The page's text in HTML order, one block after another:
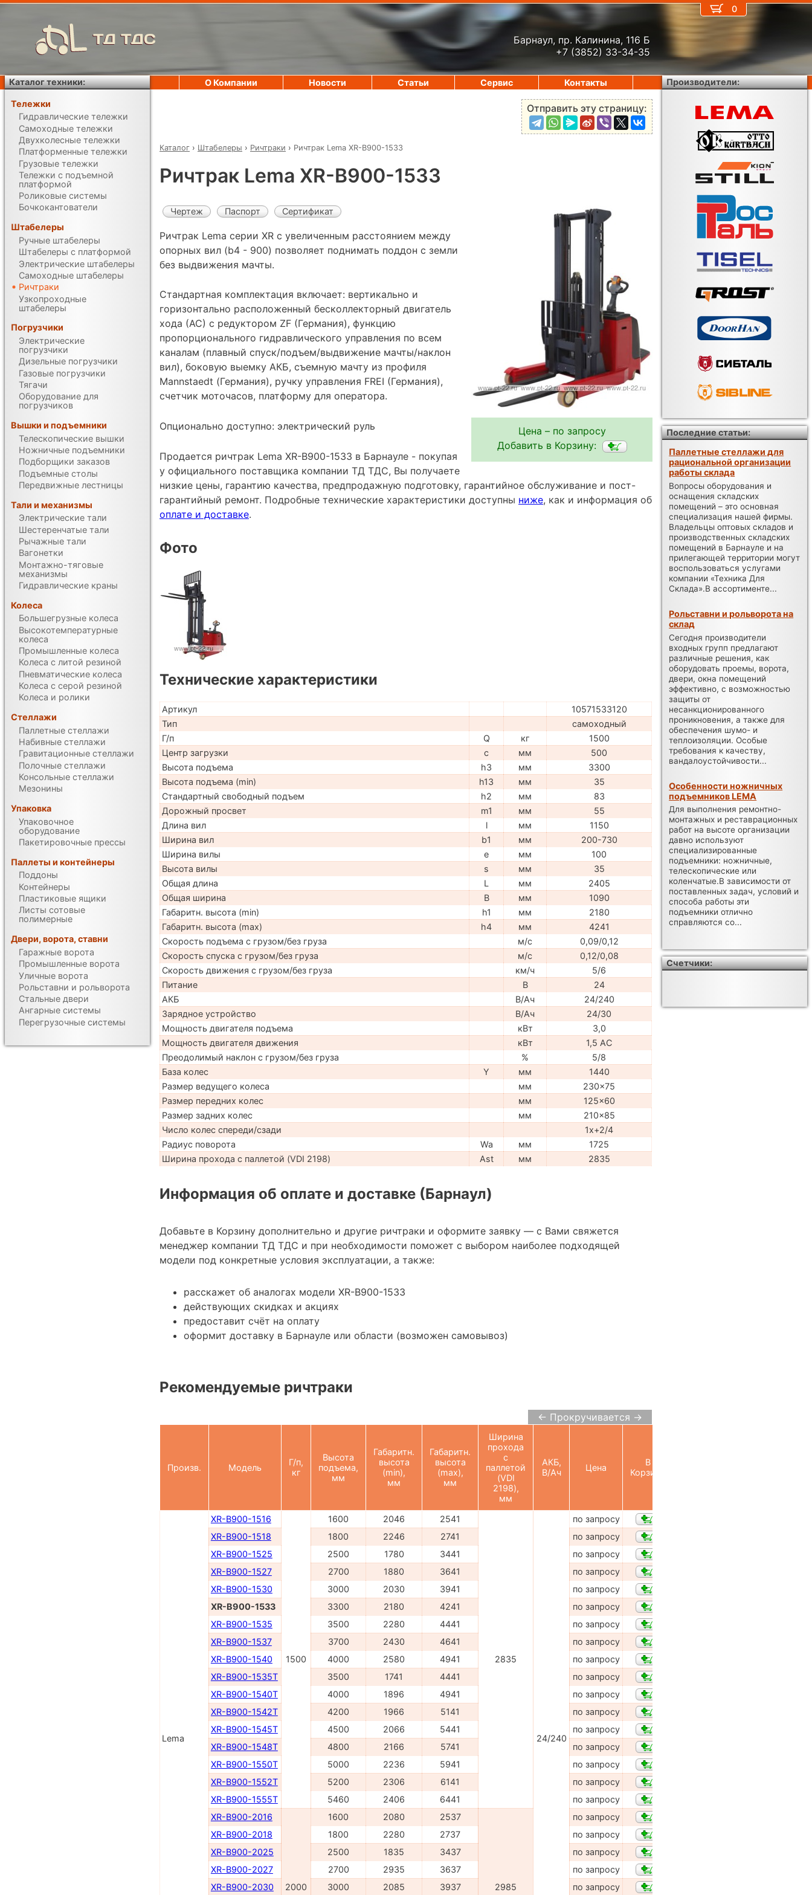
ТД ТДС
Барнаул, пр. Калинина, 116 Б
+7 (3852) 33-34-35
Отправить эту страницу:
Каталог › Штабелеры › Ричтраки › Ричтрак Lema XR-B900-1533
Ричтрак Lema XR-B900-1533
Цена – по запросу
Добавить в Корзину:
Чертеж Паспорт Сертификат
Ричтрак Lema серии XR с увеличенным расстоянием между
опорных вил (b4 - 900) позволяет поднимать поддон с земли
без выдвижения мачты.
Стандартная комплектация включает: вертикально и
горизонтально расположенный бесколлекторный двигатель
хода (АС) с редуктором ZF (Германия), функцию
пропорционального гидравлического управления по всем
каналам (плавный спуск/подъем/выдвижение мачты/наклон
вил), боковую выемку АКБ, съемную мачту из профиля
Mannstaedt (Германия), ручку управления FREI (Германия),
счетчик моточасов, платформу для оператора.
Опционально доступно: электрический руль
Продается ричтрак Lema XR-B900-1533 в Барнауле - покупая
у официального поставщика компании ТД ТДС, Вы получаете
низкие цены, гарантию качества, предпродажную подготовку, гарантийное обслуживание и пост-
гарантийный ремонт. Подробные технические характеристики доступны ниже, как и информация об
оплате и доставке.
Фото
Технические характеристики
Артикул
10571533120
Тип
самоходный
Г/п
Q кг
1500
Центр загрузки
c мм
500
Высота подъема
h3 мм
3300
Высота подъема (min)
h13 мм
35
Стандартный свободный подъем
h2 мм
83
Дорожный просвет
m1 мм
55
Длина вил
l мм
1150
Ширина вил
b1 мм
200-730
Ширина вилы
e мм
100
Высота вилы
s мм
35
Общая длина
L мм
2405
Общая ширина
B мм
1090
Габаритн. высота (min)
h1 мм
2180
Габаритн. высота (max)
h4 мм
4241
Скорость подъема с грузом/без груза
м/с
0,09/0,12
Скорость спуска с грузом/без груза
м/с
0,12/0,08
Скорость движения с грузом/без груза
км/ч
5/6
Питание
В
24
АКБ
В/Ач
24/240
Зарядное устройство
В/Ач
24/30
Мощность двигателя подъема
кВт
3,0
Мощность двигателя движения
кВт
1,5 АС
Преодолимый наклон с грузом/без груза
%
5/8
База колес
Y мм
1440
Размер ведущего колеса
мм
230x75
Размер передних колес
мм
125x60
Размер задних колес
мм
210x85
Число колес спереди/сзади
1x+2/4
Радиус поворота
Wa мм
1725
Ширина прохода с паллетой (VDI 2198)
Ast мм 2835
Информация об оплате и доставке (Барнаул)
Добавьте в Корзину дополнительно и другие ричтраки и оформите заявку — с Вами свяжется
менеджер компании ТД ТДС и при необходимости поможет с выбором наиболее подходящей
модели под конкретные условия эксплуатации, а также:
расскажет об аналогах модели XR-B900-1533
действующих скидках и акциях
предоставит счёт на оплату
оформит доставку в Барнауле или области (возможен самовывоз)
Рекомендуемые ричтраки
← Прокручивается →
Произв. Модель
Г/п,
кг
Высота
подъема,
мм
Габаритн.
высота
(min),
мм
Габаритн.
высота
(max),
мм
Ширина
прохода
с
паллетой
(VDI
2198),
мм
АКБ,
В/Ач
Цена
В
Корзину
Lema
XR-B900-1516
1500
1600 2046 2541
2835
24/240
по запросу
XR-B900-1518
1800 2246 2741
по запросу
XR-B900-1525
2500 1780 3441
по запросу
XR-B900-1527
2700 1880 3641
по запросу
XR-B900-1530
3000 2030 3941
по запросу
XR-B900-1533
3300 2180 4241
по запросу
XR-B900-1535
3500 2280 4441
по запросу
XR-B900-1537
3700 2430 4641
по запросу
XR-B900-1540
4000 2580 4941
по запросу
XR-B900-1535Т
3500 1741 4441
по запросу
XR-B900-1540Т
4000 1896 4941
по запросу
XR-B900-1542Т
4200 1966 5141
по запросу
XR-B900-1545Т
4500 2066 5441
по запросу
XR-B900-1548Т
4800 2166 5741
по запросу
XR-B900-1550Т
5000 2236 5941
по запросу
XR-B900-1552Т
5200 2306 6141
по запросу
XR-B900-1555T
5460 2406 6441
по запросу
XR-B900-2016
2000
1600 2080 2537
2985
по запросу
XR-B900-2018
1800 2280 2737
по запросу
XR-B900-2025
2500 1835 3437
по запросу
XR-B900-2027
2700 2935 3637
по запросу
XR-B900-2030
3000 2085 3937 по запросу
0
О Компании Новости Статьи Сервис Контакты
Каталог техники:
Тележки
Гидравлические тележки
Самоходные тележки
Двухколесные тележки
Платформенные тележки
Грузовые тележки
Тележки с подъемной
платформой
Роликовые системы
Бочкокантователи
Штабелеры
Ручные штабелеры
Штабелеры с платформой
Электрические штабелеры
Самоходные штабелеры
Ричтраки
Узкопроходные
штабелеры
Погрузчики
Электрические
погрузчики
Дизельные погрузчики
Газовые погрузчики
Тягачи
Оборудование для
погрузчиков
Вышки и подъемники
Телескопические вышки
Ножничные подъемники
Подборщики заказов
Подъемные столы
Передвижные лестницы
Тали и механизмы
Электрические тали
Шестеренчатые тали
Рычажные тали
Вагонетки
Монтажно-тяговые
механизмы
Гидравлические краны
Колеса
Большегрузные колеса
Высокотемпературные
колеса
Промышленные колеса
Колеса с литой резиной
Пневматические колеса
Колеса с серой резиной
Колеса и ролики
Стеллажи
Паллетные стеллажи
Набивные стеллажи
Гравитационные стеллажи
Полочные стеллажи
Консольные стеллажи
Мезонины
Упаковка
Упаковочное
оборудование
Пакетировочные прессы
Паллеты и контейнеры
Поддоны
Контейнеры
Пластиковые ящики
Листы сотовые
полимерные
Двери, ворота, ставни
Гаражные ворота
Промышленные ворота
Уличные ворота
Рольставни и рольворота
Стальные двери
Ангарные системы
Перегрузочные системы
Производители:
Последние статьи:
Паллетные стеллажи для
рациональной организации
работы склада
Вопросы оборудования и
оснащения складских
помещений – это основная
специализация нашей фирмы.
Владельцы оптовых складов и
производственных складских
помещений в Барнауле и на
прилегающей территории могут
воспользоваться услугами
компании «Техника Для
Склада».В ассортименте...
Рольставни и рольворота на
склад
Сегодня производители
входных групп предлагают
различные решения, как
оборудовать проемы, ворота,
двери, окна помещений
эффективно, с возможностью
защиты от
несанкционированного
проникновения, а также для
обеспечения шумо- и
теплоизоляции. Особые
требования к качеству,
вандалоустойчивости...
Особенности ножничных
подъемников LEMA
Для выполнения ремонтно-
монтажных и реставрационных
работ на высоте организации
давно используют
специализированные
подъемники: ножничные,
телескопические или
коленчатые.В зависимости от
поставленных задач, условий и
способа работы эти
подъемники отлично
справляются со...
Счетчики: